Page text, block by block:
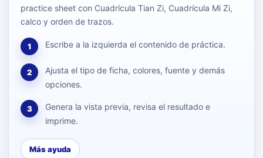
practice sheet con Cuadrícula Tian Zi, Cuadrícula Mi Zi,
calco y orden de trazos.
1 Escribe a la izquierda el contenido de práctica.
2
Ajusta el tipo de ficha, colores, fuente y demás
opciones.
3
Genera la vista previa, revisa el resultado e
imprime.
Más ayuda